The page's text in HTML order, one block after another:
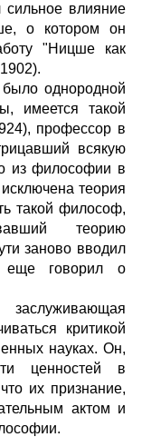
сильное влияние
о котором он
"Ницше как
однородной
имеется такой
профессор в
всякую
из философии в
теория
такой философ,
теорию
заново вводил
еще говорил о
критикой
науках. Он,
ценностей в
их признание,
актом и